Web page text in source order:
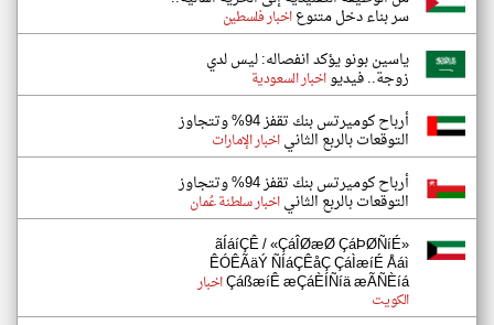
سر بناء دخل متنوعاخبار فلسطين
ياسين بونو يؤكد انفصاله: ليس لدي
زوجة.. فيديواخبار السعودية
أرباح كوميرتس بنك تقفز 94% وتتجاوز
التوقعات بالربع الثانياخبار الإمارات
أرباح كوميرتس بنك تقفز 94% وتتجاوز
التوقعات بالربع الثانياخبار سلطنة عُمان
ãÍáíÇÊ / «ÇáÎØæØ ÇáÞØÑíÉ»
ÊÓÊÃäÝ ÑÍáÇÊåÇ ÇáÌæíÉ Åáì
ÇáßæíÊ æÇáÈÍÑíä æÃÑÈíáاخبار
الكويت